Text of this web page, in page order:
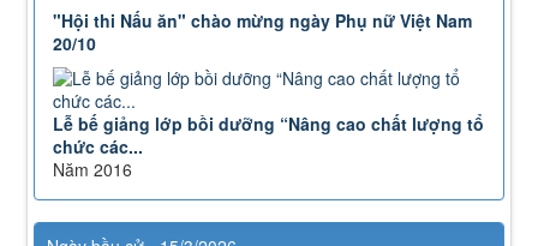
"Hội thi Nấu ăn" chào mừng ngày Phụ nữ Việt Nam
20/10
Lễ bế giảng lớp bồi dưỡng “Nâng cao chất lượng tổ
chức các...
Năm 2016